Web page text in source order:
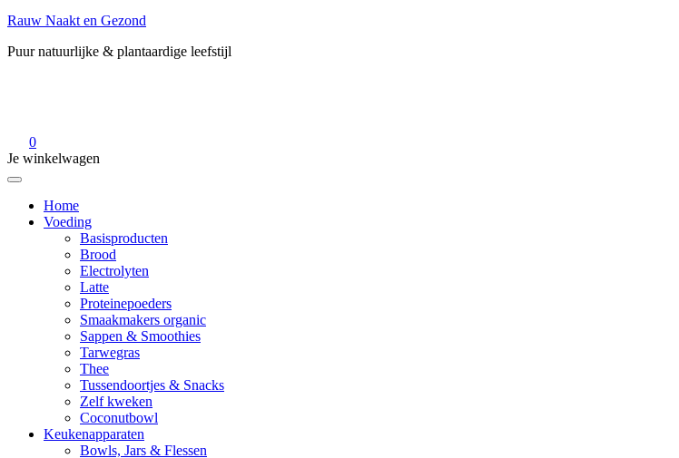
Rauw Naakt en Gezond
Puur natuurlijke & plantaardige leefstijl
0
Je winkelwagen
Home
Voeding
Basisproducten
Brood
Electrolyten
Latte
Proteinepoeders
Smaakmakers organic
Sappen & Smoothies
Tarwegras
Thee
Tussendoortjes & Snacks
Zelf kweken
Coconutbowl
Keukenapparaten
Bowls, Jars & Flessen